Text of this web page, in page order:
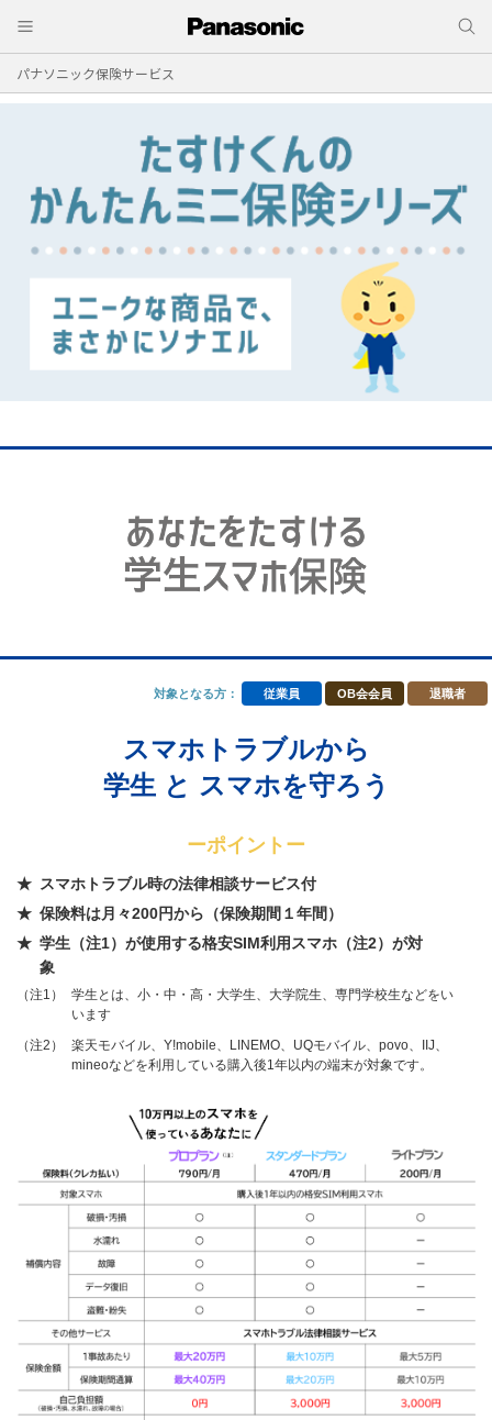
パナソニック保険サービス
対象となる方： 従業員 OB会会員 退職者
スマホトラブルから
学生 と スマホを守ろう
ーポイントー
スマホトラブル時の法律相談サービス付
保険料は月々200円から（保険期間１年間）
学生（注1）が使用する格安SIM利用スマホ（注2）が対
象
（注1）
学生とは、小・中・高・大学生、大学院生、専門学校生などをい
います
（注2）
楽天モバイル、Y!mobile、LINEMO、UQモバイル、povo、IIJ、
mineoなどを利用している購入後1年以内の端末が対象です。